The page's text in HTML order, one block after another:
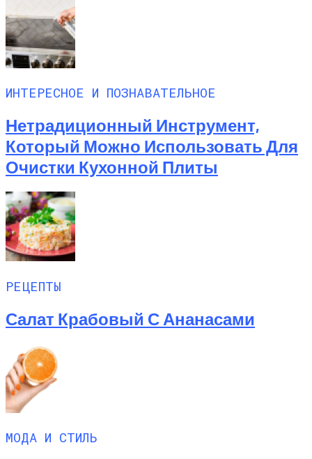
ИНТЕРЕСНОЕ И ПОЗНАВАТЕЛЬНОЕ
Нетрадиционный Инструмент,
Который Можно Использовать Для
Очистки Кухонной Плиты
РЕЦЕПТЫ
Салат Крабовый С Ананасами
МОДА И СТИЛЬ